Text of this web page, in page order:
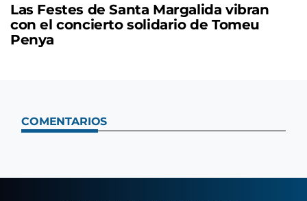
Las Festes de Santa Margalida vibran
con el concierto solidario de Tomeu
Penya
COMENTARIOS